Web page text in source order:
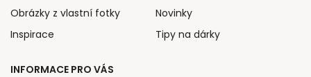
Obrázky z vlastní fotky
Inspirace
Novinky
Tipy na dárky
INFORMACE PRO VÁS